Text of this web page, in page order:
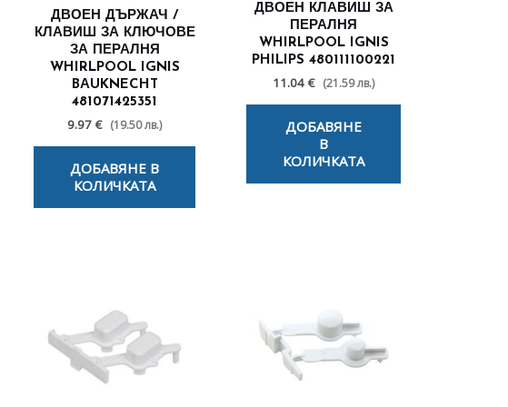
ДВОЕН ДЪРЖАЧ /
КЛАВИШ ЗА КЛЮЧОВЕ
ЗА ПЕРАЛНЯ
WHIRLPOOL IGNIS
BАUKNECHT
481071425351
9.97 € (19.50 лв.)
ДОБАВЯНЕ В
КОЛИЧКАТА
ДВОЕН КЛАВИШ ЗА
ПЕРАЛНЯ
WHIRLPOOL IGNIS
PHILIPS 480111100221
11.04 € (21.59 лв.)
ДОБАВЯНЕ
В
КОЛИЧКАТА